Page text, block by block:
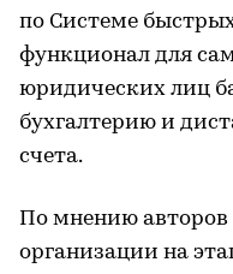
по Системе
функционал для
юридических лиц
бухгалтерию и
счета.
По мнению авторов
организации на